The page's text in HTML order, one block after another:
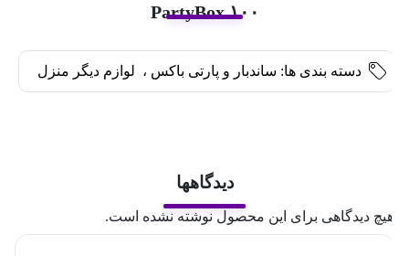
PartyBox ۱۰۰
دسته بندی ها: ساندبار و پارتی باکس ، لوازم دیگر منزل
دیدگاهها
دیدگاهی برای این محصول نوشته نشده است.